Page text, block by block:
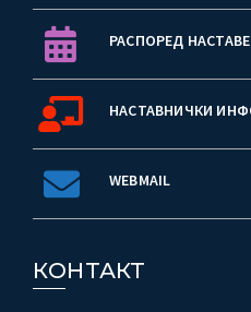
РАСПОРЕД НАСТАВЕ
НАСТАВНИЧКИ
WEBMAIL
КОНТАКТ